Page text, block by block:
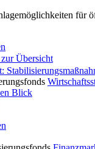
für
Übersicht
Blick